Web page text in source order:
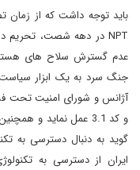
باید توجه داشت که از
NPT در دهه شصت، تحریم
عدم گسترش سلاح های هسته
جنگ سرد به یک ابزار
آژانس و شورای امنیت تحت
و کد 3.1 عمل نماید و
گوید به دنبال دسترسی به
ایران از دسترسی به